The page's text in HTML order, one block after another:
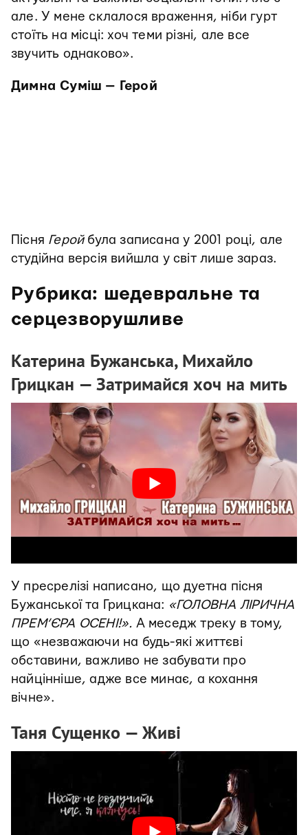
але. У мене склалося враження, ніби гурт
стоїть на місці: хоч теми різні, але все
звучить однаково».
Димна Суміш — Герой
Пісня Герой була записана у 2001 році, але
студійна версія вийшла у світ лише зараз.
Рубрика: шедевральне та
серцезворушливе
Катерина Бужанська, Михайло
Грицкан — Затримайся хоч на мить
У пресрелізі написано, що дуетна пісня
Бужанської та Грицкана: «ГОЛОВНА ЛІРИЧНА
ПРЕМ’ЄРА ОСЕНІ!». А меседж треку в тому,
що «незважаючи на будь-які життєві
обставини, важливо не забувати про
найцінніше, адже все минає, а кохання
вічне».
Таня Сущенко — Живі